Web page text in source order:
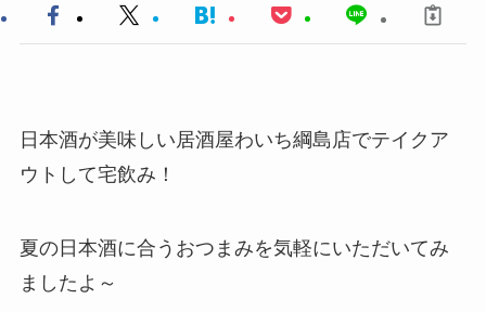
日本酒が美味しい居酒屋わいち綱島店でテイクア
ウトして宅飲み！
夏の日本酒に合うおつまみを気軽にいただいてみ
ましたよ～